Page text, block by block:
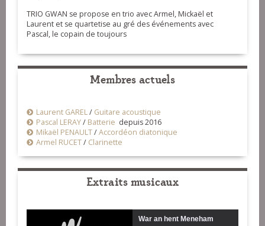
TRIO GWAN se propose en trio avec Armel, Mickaël et
Laurent et se quartetise au gré des événements avec
Pascal, le copain de toujours
Membres actuels
Laurent GAREL/ Guitare acoustique
Pascal LERAY/ Batterie depuis 2016
Mikaël PENAULT/Accordéon diatonique
Armel RUCET/ Clarinette
Extraits musicaux
War an hent Meneham